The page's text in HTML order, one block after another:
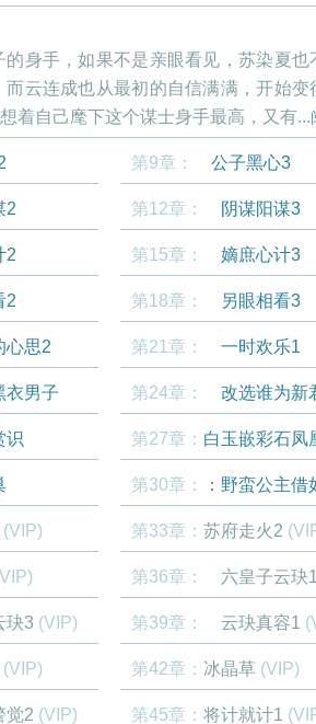
身手，如果不是亲眼看见，苏染夏也
连成也从最初的自信满满，开始变
着自己麾下这个谋士身手最高，又有...
第9章： 公子黑心3
2 第12章： 阴谋阳谋3
2 第15章： 嫡庶心计3
2 第18章： 另眼相看3
思2 第21章： 一时欢乐1
男子 第24章： 改选谁为新
识 第27章： 白玉嵌彩石凤
第30章： ：野蛮公主借
(VIP) 第33章： 苏府走火2
第36章： 六皇子云玦1
玦3 (VIP) 第39章： 云玦真容1
(VIP) 第42章： 冰晶草 (VIP)
觉2 (VIP) 第45章： 将计就计1